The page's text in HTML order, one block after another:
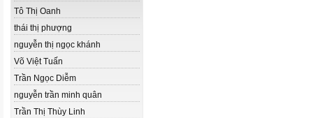
Tô Thị Oanh
thái thị phượng
nguyễn thị ngọc khánh
Võ Việt Tuấn
Trần Ngọc Diễm
nguyễn trần minh quân
Trần Thị Thùy Linh